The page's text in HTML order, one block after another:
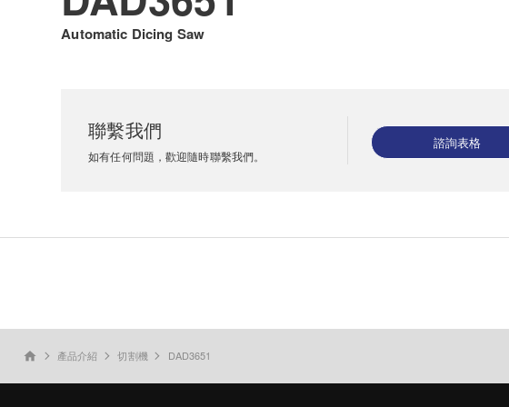
Automatic Dicing Saw
聯繫我們
如有任何問題，歡迎隨時聯繫我們。
諮詢表格
home 產品介紹 切割機 DAD3651